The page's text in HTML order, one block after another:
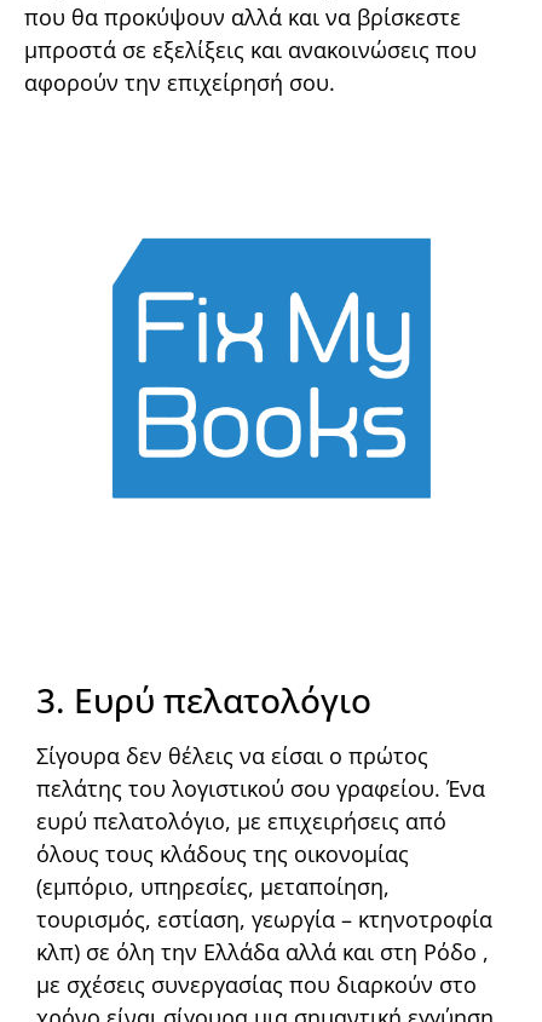
που θα προκύψουν αλλά και να βρίσκεστε
μπροστά σε εξελίξεις και ανακοινώσεις που
αφορούν την επιχείρησή σου.
3. Ευρύ πελατολόγιο
Σίγουρα δεν θέλεις να είσαι ο πρώτος
πελάτης του λογιστικού σου γραφείου. Ένα
ευρύ πελατολόγιο, με επιχειρήσεις από
όλους τους κλάδους της οικονομίας
(εμπόριο, υπηρεσίες, μεταποίηση,
τουρισμός, εστίαση, γεωργία – κτηνοτροφία
κλπ) σε όλη την Ελλάδα αλλά και στη Ρόδο ,
με σχέσεις συνεργασίας που διαρκούν στο